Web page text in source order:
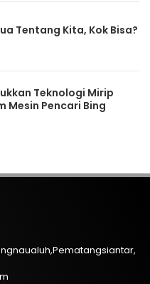
Tentang Kita, Kok Bisa?
Teknologi Mirip
Mesin Pencari Bing